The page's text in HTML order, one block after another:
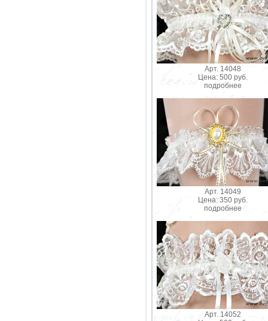
Арт. 14048
Цена: 500 руб.
подробнее
Арт. 14049
Цена: 350 руб.
подробнее
Арт. 14052